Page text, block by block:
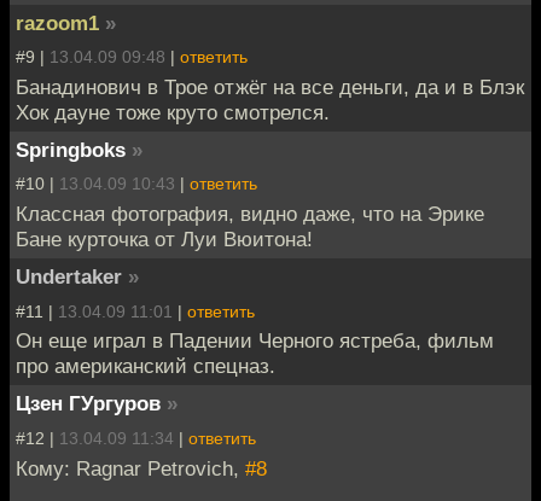
razoom1 »
#9 | 13.04.09 09:48 | ответить
Банадинович в Трое отжёг на все деньги, да и в Блэк
Хок дауне тоже круто смотрелся.
Springboks »
#10 | 13.04.09 10:43 | ответить
Классная фотография, видно даже, что на Эрике
Бане курточка от Луи Вюитона!
Undertaker »
#11 | 13.04.09 11:01 | ответить
Он еще играл в Падении Черного ястреба, фильм
про американский спецназ.
Цзен ГУргуров »
#12 | 13.04.09 11:34 | ответить
Кому: Ragnar Petrovich, #8